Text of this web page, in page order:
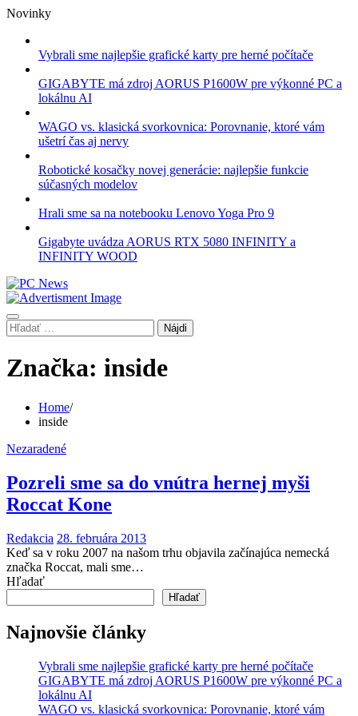
Skip
content
Novinky
Vybrali sme najlepšie grafické karty pre herné počítače
GIGABYTE má zdroj AORUS P1600W pre výkonné PC a
lokálnu AI
WAGO vs. klasická svorkovnica: Porovnanie, ktoré vám
ušetrí čas aj nervy
Robotické kosačky novej generácie: najlepšie funkcie
súčasných modelov
Hrali sme sa na notebooku Lenovo Yoga Pro 9
Gigabyte uvádza AORUS RTX 5080 INFINITY a
INFINITY WOOD
Hľadať:
Značka: inside
Home
inside
Nezaradené
Pozreli sme sa do vnútra hernej myši
Roccat Kone
Redakcia 28. februára 2013
Keď sa v roku 2007 na našom trhu objavila začínajúca nemecká
značka Roccat, mali sme…
Hľadať
Hľadať
Najnovšie články
Vybrali sme najlepšie grafické karty pre herné počítače
GIGABYTE má zdroj AORUS P1600W pre výkonné PC a
lokálnu AI
WAGO vs. klasická svorkovnica: Porovnanie, ktoré vám